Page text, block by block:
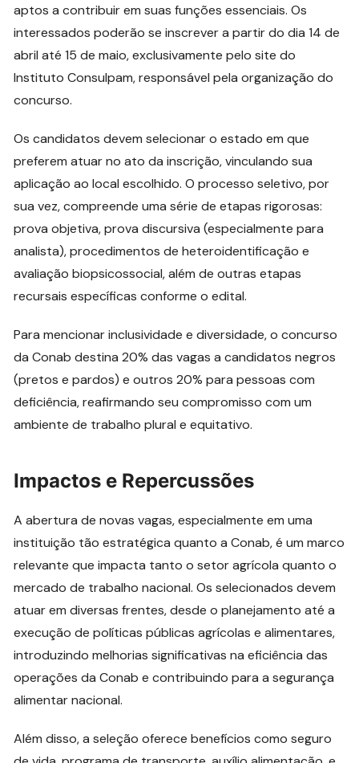
aptos a contribuir em suas funções essenciais. Os
interessados poderão se inscrever a partir do dia 14 de
abril até 15 de maio, exclusivamente pelo site do
Instituto Consulpam, responsável pela organização do
concurso.
Os candidatos devem selecionar o estado em que
preferem atuar no ato da inscrição, vinculando sua
aplicação ao local escolhido. O processo seletivo, por
sua vez, compreende uma série de etapas rigorosas:
prova objetiva, prova discursiva (especialmente para
analista), procedimentos de heteroidentificação e
avaliação biopsicossocial, além de outras etapas
recursais específicas conforme o edital.
Para mencionar inclusividade e diversidade, o concurso
da Conab destina 20% das vagas a candidatos negros
(pretos e pardos) e outros 20% para pessoas com
deficiência, reafirmando seu compromisso com um
ambiente de trabalho plural e equitativo.
Impactos e Repercussões
A abertura de novas vagas, especialmente em uma
instituição tão estratégica quanto a Conab, é um marco
relevante que impacta tanto o setor agrícola quanto o
mercado de trabalho nacional. Os selecionados devem
atuar em diversas frentes, desde o planejamento até a
execução de políticas públicas agrícolas e alimentares,
introduzindo melhorias significativas na eficiência das
operações da Conab e contribuindo para a segurança
alimentar nacional.
Além disso, a seleção oferece benefícios como seguro